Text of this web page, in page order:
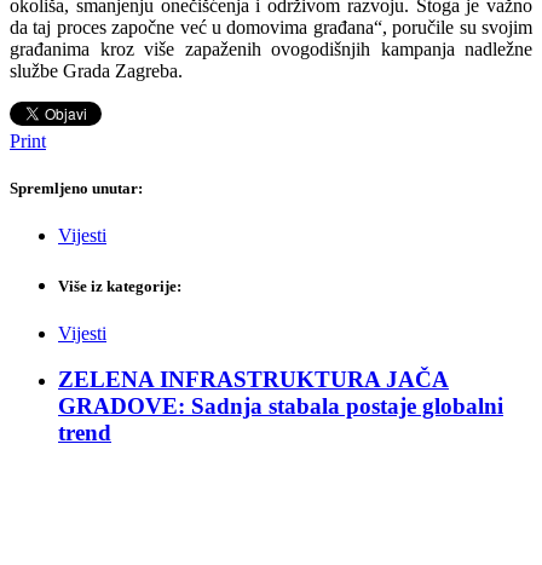
okoliša, smanjenju onečišćenja i održivom razvoju. Stoga je važno
da taj proces započne već u domovima građana“, poručile su svojim
građanima kroz više zapaženih ovogodišnjih kampanja nadležne
službe Grada Zagreba.
Print
Spremljeno unutar:
Vijesti
Više iz kategorije:
Vijesti
ZELENA INFRASTRUKTURA JAČA
GRADOVE: Sadnja stabala postaje globalni
trend